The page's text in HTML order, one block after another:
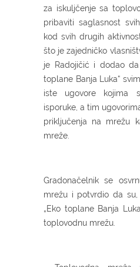
za iskuljčenje sa
pribaviti saglasnost
kod svih drugih
što je zajedničko
je Radojičić i dodao
toplane Banja Luka“
iste ugovore kojima
isporuke, a tim
priključenja na mrežu
mreže.
Gradonačelnik se
mrežu i potvrdio da
„Eko toplane Banja
toplovodnu mrežu.